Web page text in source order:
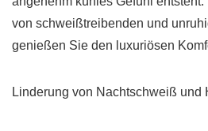
von schweißtreibenden und
genießen Sie den luxuriösen
Linderung von Nachtschweiß und